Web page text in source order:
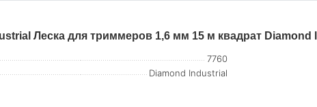
Леска для триммеров 1,6 мм 15 м квадрат Diamond
7760
Diamond Industrial